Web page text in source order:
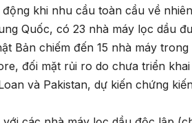
khi nhu cầu toàn cầu về
Quốc, có 23 nhà máy lọc dầu
Bản chiếm đến 15 nhà máy
đối mặt rủi ro do chưa triển
và Pakistan, dự kiến chứng